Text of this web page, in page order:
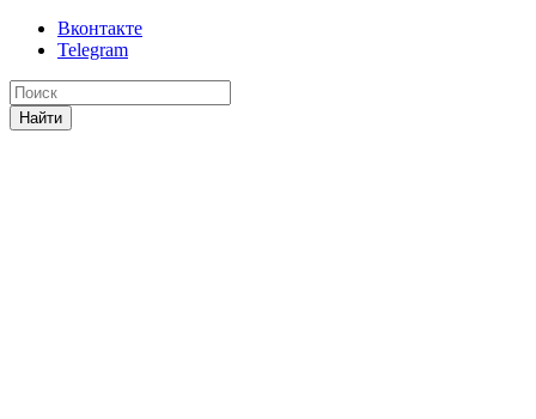
Вконтакте
Telegram
Найти